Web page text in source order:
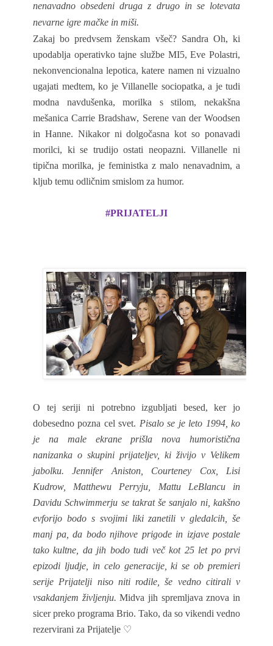
nenavadno obsedeni druga z drugo in se lotevata
nevarne igre mačke in miši.
Zakaj bo predvsem ženskam všeč? Sandra Oh, ki
upodablja operativko tajne službe MI5, Eve Polastri,
nekonvencionalna lepotica, katere namen ni vizualno
ugajati medtem, ko je Villanelle sociopatka, a je tudi
modna navdušenka, morilka s stilom, nekakšna
mešanica Carrie Bradshaw, Serene van der Woodsen
in Hanne. Nikakor ni dolgočasna kot so ponavadi
morilci, ki se trudijo ostati neopazni. Villanelle ni
tipična morilka, je feministka z malo nenavadnim, a
kljub temu odličnim smislom za humor.
#PRIJATELJI
O tej seriji ni potrebno izgubljati besed, ker jo
dobesedno pozna cel svet. Pisalo se je leto 1994, ko
je na male ekrane prišla nova humoristična
nanizanka o skupini prijateljev, ki živijo v Velikem
jabolku. Jennifer Aniston, Courteney Cox, Lisi
Kudrow, Matthewu Perryju, Mattu LeBlancu in
Davidu Schwimmerju se takrat še sanjalo ni, kakšno
evforijo bodo s svojimi liki zanetili v gledalcih, še
manj pa, da bodo njihove prigode in izjave postale
tako kultne, da jih bodo tudi več kot 25 let po prvi
epizodi ljudje, in celo generacije, ki se ob premieri
serije Prijatelji niso niti rodile, še vedno citirali v
vsakdanjem življenju.Midva jih spremljava znova in
sicer preko programa Brio. Tako, da so vikendi vedno
rezervirani za Prijatelje ♡